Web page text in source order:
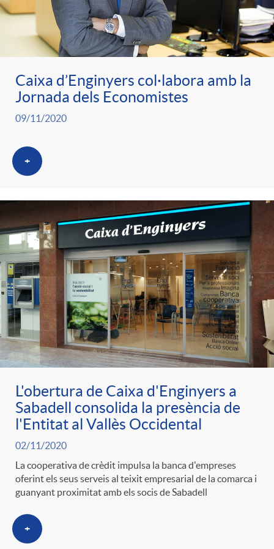
a
S
a
l
a
d
e
p
r
e
n
s
ó
p
e
c
a
t
e
g
o
r
i
e
s
t
e
n
d
o
A
n
c
l
a
F
i
l
l
i
c
a
d
o
r
d
e
c
o
n
t
i
Caixa d’Enginyers col·labora amb la
Jornada dels Economistes
09/11/2020
+
L'obertura de Caixa d'Enginyers a
Sabadell consolida la presència de
l'Entitat al Vallès Occidental
02/11/2020
La cooperativa de crèdit impulsa la banca d'empreses
oferint els seus serveis al teixit empresarial de la comarca i
guanyant proximitat amb els socis de Sabadell
+